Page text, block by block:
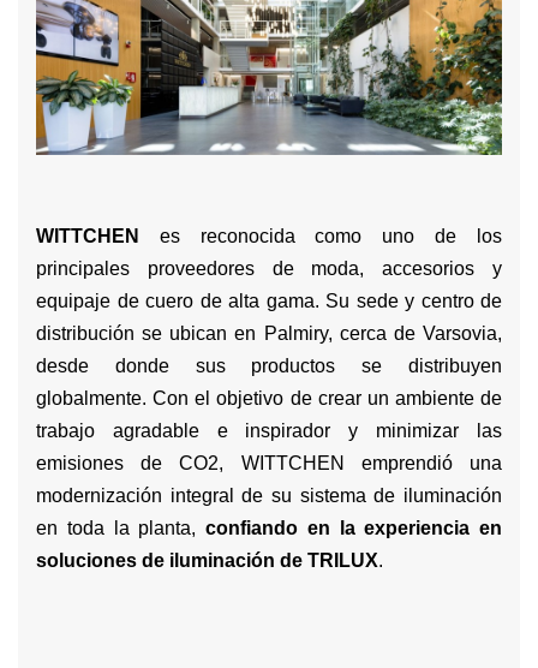
WITTCHEN
es reconocida como uno de los
principales proveedores de moda, accesorios y
equipaje de cuero de alta gama. Su sede y centro de
distribución se ubican en Palmiry, cerca de Varsovia,
desde donde sus productos se distribuyen
globalmente. Con el objetivo de crear un ambiente de
trabajo agradable e inspirador y minimizar las
emisiones de CO2, WITTCHEN emprendió una
modernización integral de su sistema de iluminación
en toda la planta, confiando en la experiencia en
soluciones de iluminación de TRILUX.